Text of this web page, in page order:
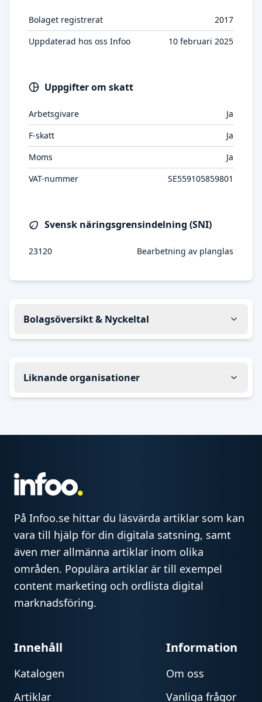
Bolaget registrerat
2017
Uppdaterad hos oss Infoo
10 februari 2025
Uppgifter om skatt
Arbetsgivare
Ja
F-skatt
Ja
Moms
Ja
VAT-nummer
SE559105859801
Svensk näringsgrensindelning (SNI)
23120 Bearbetning av planglas
Bolagsöversikt & Nyckeltal
Liknande organisationer
På Infoo.se hittar du läsvärda artiklar som kan
vara till hjälp för din digitala satsning, samt
även mer allmänna artiklar inom olika
områden. Populära artiklar är till exempel
content marketing och ordlista digital
marknadsföring.
Innehåll
Katalogen
Artiklar
Information
Om oss
Vanliga frågor